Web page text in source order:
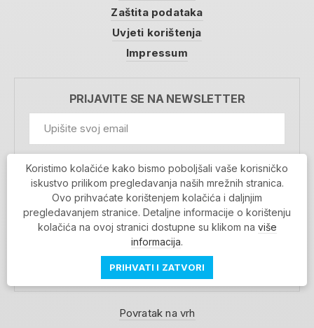
Zaštita podataka
Uvjeti korištenja
Impressum
PRIJAVITE SE NA NEWSLETTER
Prihvaćam da se moji podaci spremaju u bazu
podataka i koriste u svrhu slanja MojaRijeka
newslettera
MOJARIJEKA NEWSLETTER
PRIJAVI SE
Povratak na vrh
Koristimo kolačiće kako bismo poboljšali vaše korisničko
iskustvo prilikom pregledavanja naših mrežnih stranica.
Ovo prihvaćate korištenjem kolačića i daljnjim
pregledavanjem stranice. Detaljne informacije o korištenju
kolačića na ovoj stranici dostupne su klikom na više
informacija.
PRIHVATI I ZATVORI